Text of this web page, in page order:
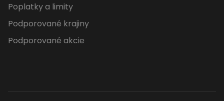
Poplatky a limity
Podporované krajiny
Podporované akcie